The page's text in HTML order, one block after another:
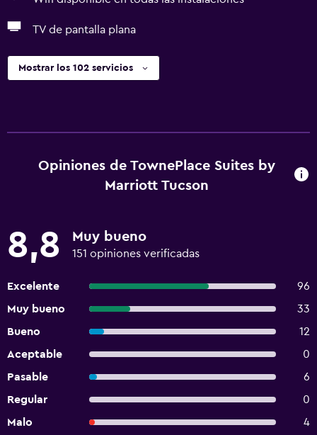
TV de pantalla plana
Mostrar los 102 servicios
Opiniones de TownePlace Suites by
Marriott Tucson
8,8 Muy bueno
151 opiniones verificadas
Excelente
96
Muy bueno
33
Bueno
12
Aceptable
0
Pasable
6
Regular
0
Malo
4